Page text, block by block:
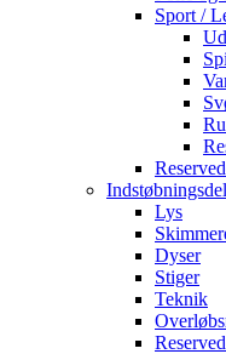
Sport /
Lys
Dyser
Stiger
Teknik